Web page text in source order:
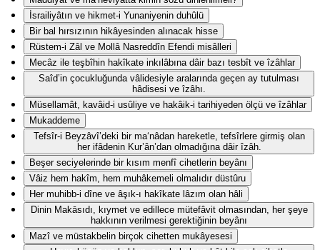
İsrailiyâtın ve hikmet-i Yunaniyenin duhûlü
Bir bal hırsızının hikâyesinden alınacak hisse
Rüstem-i Zâl ve Mollâ Nasreddîn Efendi misâlleri
Mecâz ile teşbîhin hakîkate inkılâbına dâir bazı tesbît ve îzâhlar
Saîd’in çocukluğunda vâlidesiyle aralarında geçen ay tutulması
hâdisesi ve îzâhı.
Müsellamât, kavâid-i usûliye ve hakâik-i tarihiyeden ölçü ve îzâhlar
Mukaddeme
Tefsîr-i Beyzâvî’deki bir ma‘nâdan hareketle, tefsîrlere girmiş olan
her ifâdenin Kur’ân’dan olmadığına dâir îzâh.
Beşer seciyelerinde bir kısım menfî cihetlerin beyânı
Vâiz hem hakîm, hem muhâkemeli olmalıdır düstûru
Her muhibb-i dîne ve âşık-ı hakîkate lâzım olan hâli
Dinin Makāsıdı, kıymet ve edillece mütefâvit olmasından, her şeye
hakkının verilmesi gerektiğinin beyânı
Mazî ve müstakbelin birçok cihetten mukâyesesi